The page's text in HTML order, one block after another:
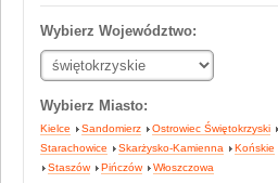
Wybierz Województwo:
Wybierz Miasto:
Kielce Sandomierz
Ostrowiec Świętokrzyski
Starachowice
Skarżysko-Kamienna Końskie
Staszów
Pińczów Włoszczowa